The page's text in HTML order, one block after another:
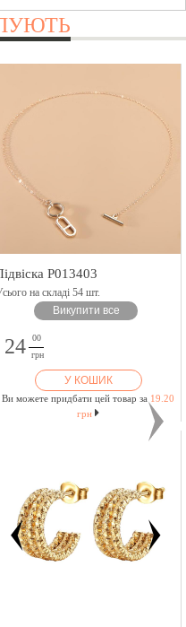
P013403
на складі 54 шт.
Викупити все
24
00
грн
У КОШИК
Ви можете придбати цей товар за 19.20
грн